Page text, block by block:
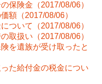
保険金 （2017/08/06）
額 （2017/08/06）
ついて
（2017/08/06）
取扱い （2017/08/06）
を遺族が受け取ったと
た給付金の税金につい